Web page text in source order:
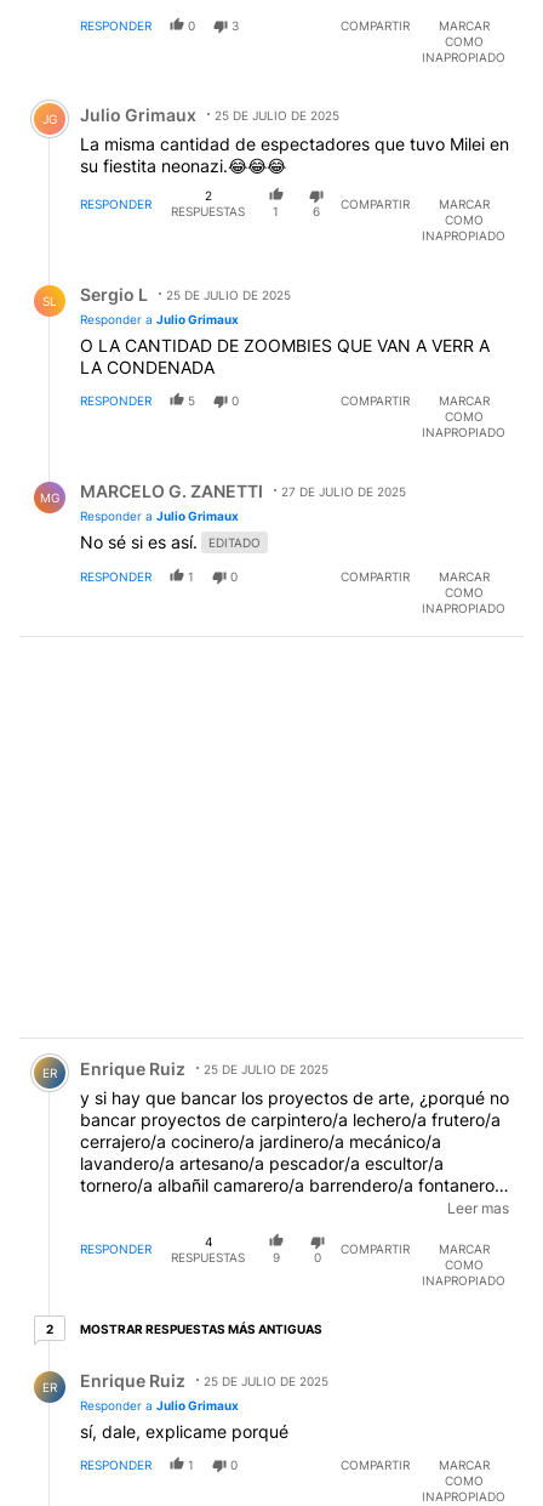
RESPONDER 0 3 COMPARTIR
MARCAR
COMO
INAPROPIADO
Comentario de Julio Grimaux.
JG Julio Grimaux 25 DE JULIO DE 2025
La misma cantidad de espectadores que tuvo Milei en
su fiestita neonazi.😂😂😂
RESPONDER
2
RESPUESTAS
1 6
COMPARTIR
MARCAR
COMO
INAPROPIADO
SL Sergio L
25 DE JULIO DE 2025
Responder a Julio Grimaux
O LA CANTIDAD DE ZOOMBIES QUE VAN A VERR A
LA CONDENADA
RESPONDER 5 0 COMPARTIR
MARCAR
COMO
INAPROPIADO
MG MARCELO G. ZANETTI
27 DE JULIO DE 2025
Responder a Julio Grimaux
No sé si es así. EDITADO
RESPONDER 1 0 COMPARTIR
MARCAR
COMO
INAPROPIADO
Comentario de Enrique Ruiz.
ER Enrique Ruiz 25 DE JULIO DE 2025
y si hay que bancar los proyectos de arte, ¿porqué no
bancar proyectos de carpintero/a lechero/a frutero/a
cerrajero/a cocinero/a jardinero/a mecánico/a
lavandero/a artesano/a pescador/a escultor/a
tornero/a albañil camarero/a barrendero/a fontanero o
vendedor/a peletero/a sastre repartidor/a
joyero/a guardabosques relojero/a afilador/a
Leer mas
RESPONDER
4
RESPUESTAS
9 0
COMPARTIR
MARCAR
COMO
INAPROPIADO
22 respuestas más antiguas
MOSTRAR RESPUESTAS MÁS ANTIGUAS
ER Enrique Ruiz
25 DE JULIO DE 2025
Responder a Julio Grimaux
sí, dale, explicame porqué
RESPONDER 1 0 COMPARTIR
MARCAR
COMO
INAPROPIADO